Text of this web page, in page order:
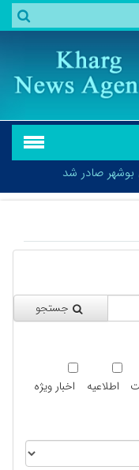
صادر شد
جستجو
اطلاعیه اخبار ویژه